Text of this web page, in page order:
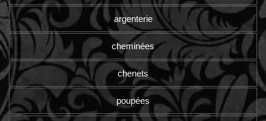
argenterie
cheminées
chenets
poupées